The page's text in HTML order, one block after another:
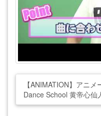
【ANIMATION】アニ
Dance School 黄帝心仙